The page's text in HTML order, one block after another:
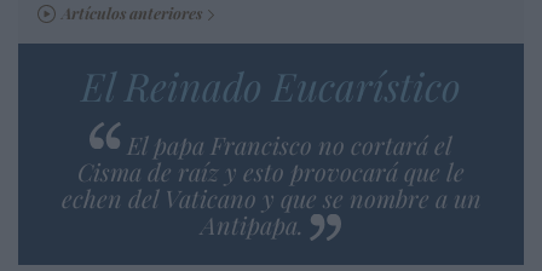
Artículos anteriores
El Reinado Eucarístico
El papa Francisco no cortará el
Cisma de raíz y esto provocará que le
echen del Vaticano y que se nombre a un
Antipapa.